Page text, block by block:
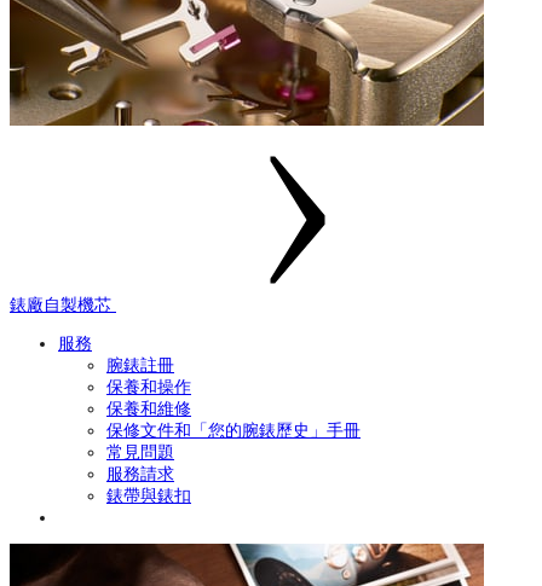
錶廠自製機芯
服務
腕錶註冊
保養和操作
保養和維修
保修文件和「您的腕錶歷史」手冊
常見問題
服務請求
錶帶與錶扣